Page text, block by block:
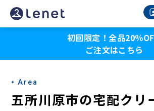
五
所
原
市
の
初回限定！全品20％
ご注文はこちら
Area
五所川原市の宅配クリ